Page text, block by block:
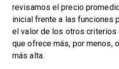
revisamos el precio
inicial frente a las funciones
el valor de los otros criterios
que ofrece más, por menos,
más alta.